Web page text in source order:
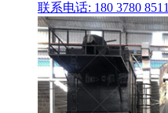
联系电话: 180 3780 8511